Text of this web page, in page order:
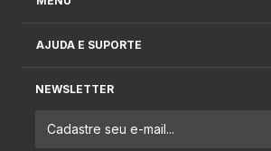
AJUDA E SUPORTE
NEWSLETTER